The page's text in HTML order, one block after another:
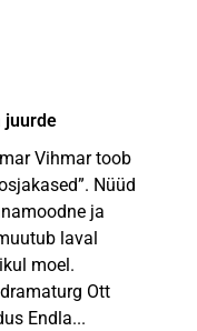
juurde
Vihmar toob
Nüüd
ja
laval
moel.
Ott
Endla...